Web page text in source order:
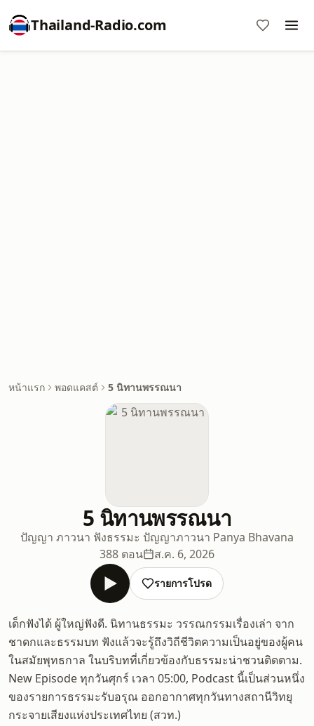
Thailand-Radio.com
หน้าแรก พอดแคสต์ 5 นิทานพรรณนา
5 นิทานพรรณนา
ปัญญา ภาวนา ฟังธรรมะ ปัญญาภาวนา Panya Bhavana
388 ตอน
ส.ค. 6, 2026
รายการโปรด
เด็กฟังได้ ผู้ใหญ่ฟังดี. นิทานธรรมะ วรรณกรรมเรื่องเล่า จาก
ชาดกและธรรมบท ฟังแล้วจะรู้ถึงวิถีชีวิตความเป็นอยู่ของผู้คน
ในสมัยพุทธกาล ในบริบทที่เกี่ยวข้องกับธรรมะน่าชวนติดตาม.
New Episode ทุกวันศุกร์ เวลา 05:00, Podcast นี้เป็นส่วนหนึ่ง
ของรายการธรรมะรับอรุณ ออกอากาศทุกวันทางสถานีวิทยุ
กระจายเสียงแห่งประเทศไทย (สวท.)